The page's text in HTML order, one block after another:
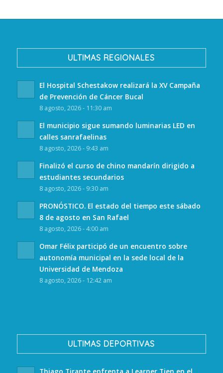
ULTIMAS REGIONALES
El Hospital Schestakow realizará la XV Campaña
de Prevención de Cáncer Bucal
8 agosto, 2026 - 11:30 am
El municipio sigue sumando luminarias LED en
calles sanrafaelinas
8 agosto, 2026 - 9:43 am
Finalizó el curso de chino mandarín dirigido a
estudiantes secundarios
8 agosto, 2026 - 9:30 am
PRONÓSTICO. El estado del tiempo este sábado
8 de agosto en San Rafael
8 agosto, 2026 - 4:00 am
Omar Félix participó de un encuentro sobre
autonomía municipal en la sede local de la
Universidad de Mendoza
8 agosto, 2026 - 12:42 am
ULTIMAS DEPORTIVAS